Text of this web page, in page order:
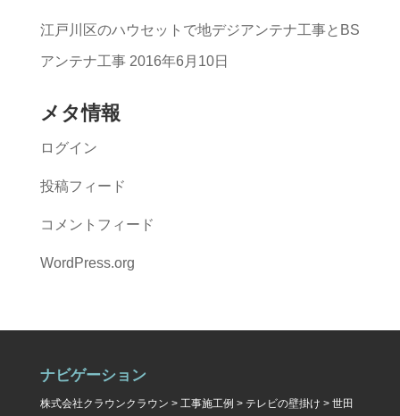
江戸川区のハウセットで地デジアンテナ工事とBS
アンテナ工事 2016年6月10日
メタ情報
ログイン
投稿フィード
コメントフィード
WordPress.org
ナビゲーション
株式会社クラウンクラウン > 工事施工例 > テレビの壁掛け > 世田